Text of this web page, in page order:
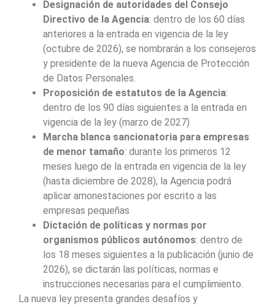
Designación de autoridades del Consejo
Directivo de la Agencia: dentro de los 60 días
anteriores a la entrada en vigencia de la ley
(octubre de 2026), se nombrarán a los consejeros
y presidente de la nueva Agencia de Protección
de Datos Personales.
Proposición de estatutos de la Agencia:
dentro de los 90 días siguientes a la entrada en
vigencia de la ley (marzo de 2027)
Marcha blanca sancionatoria para empresas
de menor tamaño: durante los primeros 12
meses luego de la entrada en vigencia de la ley
(hasta diciembre de 2028), la Agencia podrá
aplicar amonestaciones por escrito a las
empresas pequeñas
Dictación de políticas y normas por
organismos públicos autónomos: dentro de
los 18 meses siguientes a la publicación (junio de
2026), se dictarán las políticas, normas e
instrucciones necesarias para el cumplimiento.
La nueva ley presenta grandes desafíos y